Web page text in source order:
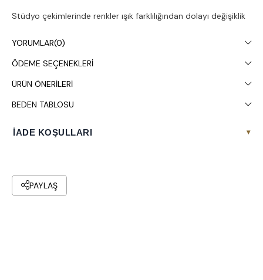
Stüdyo çekimlerinde renkler ışık farklılığından dolayı değişiklik
YORUMLAR(0)
ÖDEME SEÇENEKLERI
ÜRÜN ÖNERILERI
BEDEN TABLOSU
İADE KOŞULLARI ▾
PAYLAŞ